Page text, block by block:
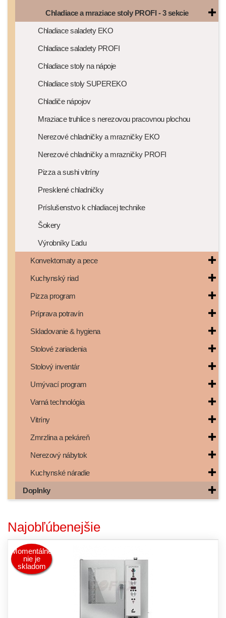
Chladiace a mraziace stoly PROFI - 3 sekcie
Chladiace saladety EKO
Chladiace saladety PROFI
Chladiace stoly na nápoje
Chladiace stoly SUPEREKO
Chladiče nápojov
Mraziace truhlice s nerezovou pracovnou plochou
Nerezové chladničky a mrazničky EKO
Nerezové chladničky a mrazničky PROFI
Pizza a sushi vitríny
Presklené chladničky
Príslušenstvo k chladiacej technike
Šokery
Výrobníky Ľadu
Konvektomaty a pece
Kuchynský riad
Pizza program
Príprava potravín
Skladovanie & hygiena
Stolové zariadenia
Stolový inventár
Umývací program
Varná technológia
Vitríny
Zmrzlina a pekáreň
Nerezový nábytok
Kuchynské náradie
Doplnky
Najobľúbenejšie
Momentálne
nie je
skladom